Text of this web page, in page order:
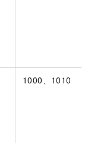
1000、1010